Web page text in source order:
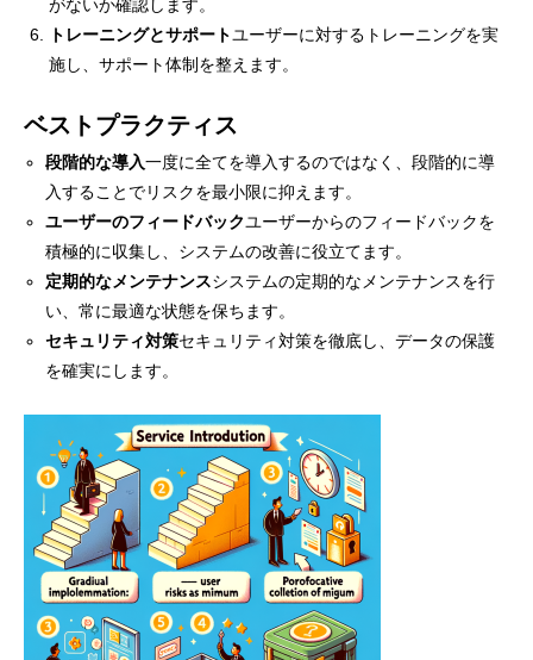
がないか確認します。
トレーニングとサポートユーザーに対するトレーニングを実
施し、サポート体制を整えます。
ベストプラクティス
段階的な導入一度に全てを導入するのではなく、段階的に導
入することでリスクを最小限に抑えます。
ユーザーのフィードバックユーザーからのフィードバックを
積極的に収集し、システムの改善に役立てます。
定期的なメンテナンスシステムの定期的なメンテナンスを行
い、常に最適な状態を保ちます。
セキュリティ対策セキュリティ対策を徹底し、データの保護
を確実にします。